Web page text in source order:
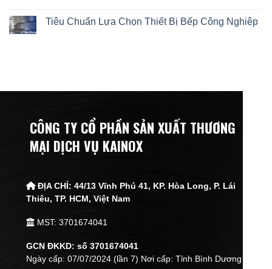
Tiêu Chuẩn Lựa Chọn Thiết Bị Bếp Công Nghiệp
CÔNG TY CỔ PHẦN SẢN XUẤT THƯƠNG
MẠI DỊCH VỤ KAINOX
ĐỊA CHỈ:44/13 Vĩnh Phú 41, KP. Hòa Long, P. Lái
Thiêu,TP. HCM, Việt Nam
MST: 3701674041
GCN ĐKKD: số 3701674041
Ngày cấp: 07/07/2024 (lần 7) Nơi cấp: Tỉnh Bình Dương